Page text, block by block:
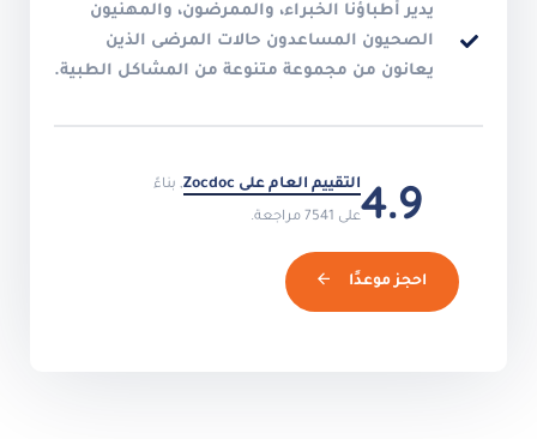
يدير أطباؤنا الخبراء، والممرضون، والمهنيون
الصحيون المساعدون حالات المرضى الذين
يعانون من مجموعة متنوعة من المشاكل الطبية.
4.9التقييم العام على Zocdoc , بناءً
على 7541 مراجعة.
احجز موعدًا